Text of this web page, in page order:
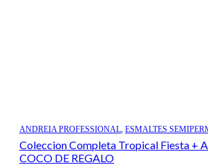
ANDREIA PROFESSIONAL, ESMALTES
Coleccion Completa Tropical Fiesta +
COCO DE REGALO